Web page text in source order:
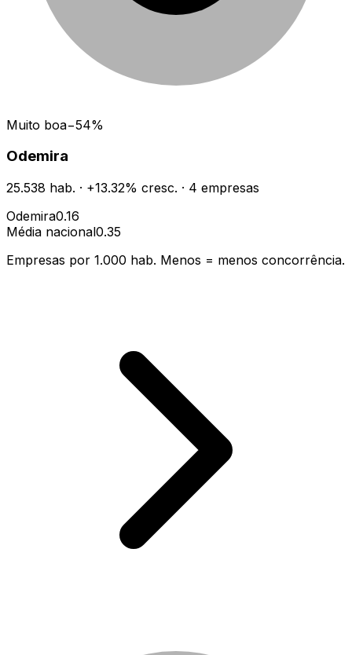
Muito boa−54%
Odemira
25.538 hab. · +13.32% cresc. · 4 empresas
Odemira0.16
Média nacional0.35
Empresas por 1.000 hab. Menos = menos concorrência.